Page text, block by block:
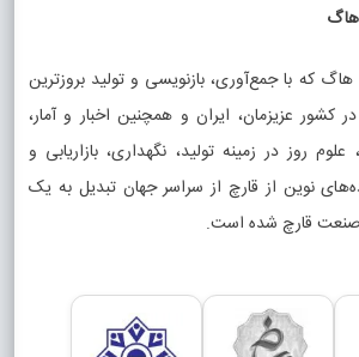
که با جمع‌آوری، بازنویسی و تولید بروزترین
کشور عزیزمان، ایران و همچنین اخبار و آمار،
علوم روز در زمینه تولید، نگهداری، بازاریابی و
نوین از قارچ از سراسر جهان تبدیل به یک
قارچ شده است.